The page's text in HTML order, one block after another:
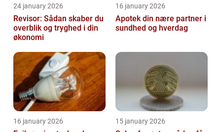
24 january 2026
Revisor: Sådan skaber du
overblik og tryghed i din
økonomi
16 january 2026
Apotek din nære partner i
sundhed og hverdag
16 january 2026 15 january 2026